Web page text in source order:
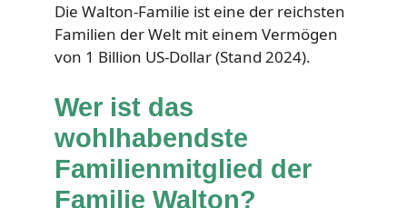
Die Walton-Familie ist eine der reichsten
Familien der Welt mit einem Vermögen
von 1 Billion US-Dollar (Stand 2024).
Wer ist das
wohlhabendste
Familienmitglied der
Familie Walton?